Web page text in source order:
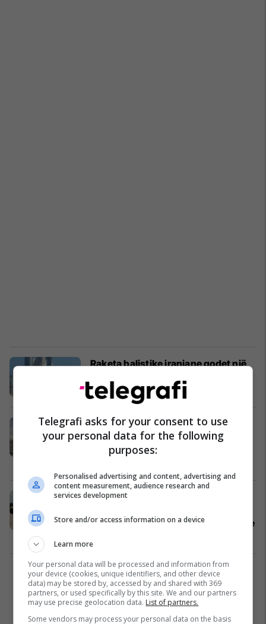
Raketa balistike iraniane godet një
Azia 19/06/2025
Mbretëria e Bashkuar i bashkohet
SHBA-së në sulmin ndaj Houthi në
Jemen, për herë të parë që nga
Ushtria nigeriane vret gabimisht 16
ishin pjesëtarë të bandave kriminale
1
Telegrafi asks for your consent to use
your personal data for the following
purposes:
Personalised advertising and content, advertising and
content measurement, audience research and
services development
Store and/or access information on a device
Learn more
Your personal data will be processed and information from
your device (cookies, unique identifiers, and other device
data) may be stored by, accessed by and shared with 369
partners, or used specifically by this site. We and our partners
may use precise geolocation data. List of partners.
Some vendors may process your personal data on the basis